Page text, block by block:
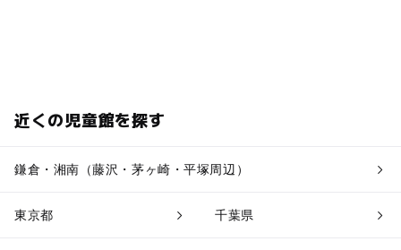
近くの児童館を探す
鎌倉・湘南（藤沢・茅ヶ崎・平塚周辺）
東京都 千葉県